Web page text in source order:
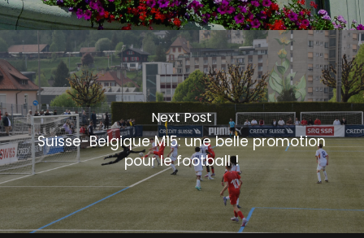
Next Post
Suisse-Belgique M15: une belle promotion
pour le football !